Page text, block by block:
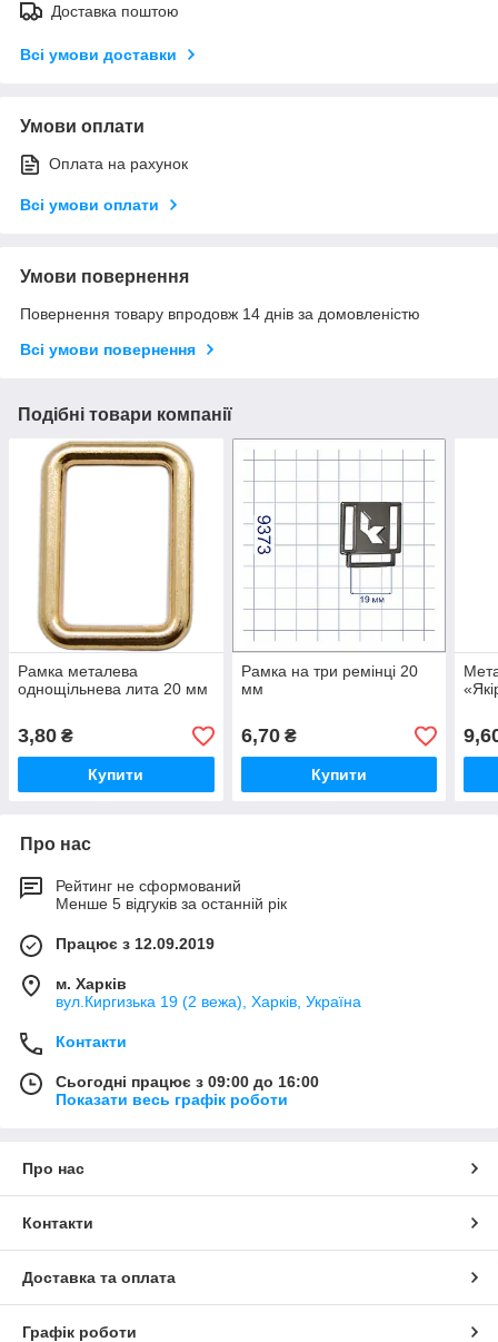
Доставка поштою
Всі умови доставки
Умови оплати
Оплата на рахунок
Всі умови оплати
Умови повернення
Повернення товару впродовж 14 днів за домовленістю
Всі умови повернення
Подібні товари компанії
Рамка металева
однощільнева лита 20 мм
3,80 ₴
Купити
Рамка на три ремінці 20
мм
6,70₴
Купити
Про нас
Рейтинг не сформований
Менше 5 відгуків за останній рік
Працює з 12.09.2019
м. Харків
вул.Киргизька 19 (2 вежа), Харків, Україна
Контакти
Сьогодні працює з 09:00 до 16:00
Показати весь графік роботи
Про нас
Контакти
Доставка та оплата
Графік роботи